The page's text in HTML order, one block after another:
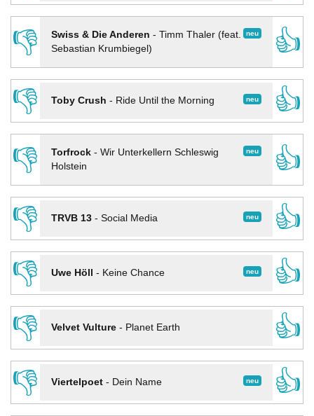
👎
neu
Swiss & Die Anderen - Timm Thaler (feat.
Sebastian Krumbiegel)
👍
👎
neu
Toby Crush - Ride Until the Morning
👍
👎
neu
Torfrock- Wir Unterkellern Schleswig
Holstein
👍
👎
neu
TRVB 13- Social Media
👍
👎
neu
Uwe Höll - Keine Chance
👍
👎
Velvet Vulture- Planet Earth
👍
👎
neu
Viertelpoet- Dein Name
👍